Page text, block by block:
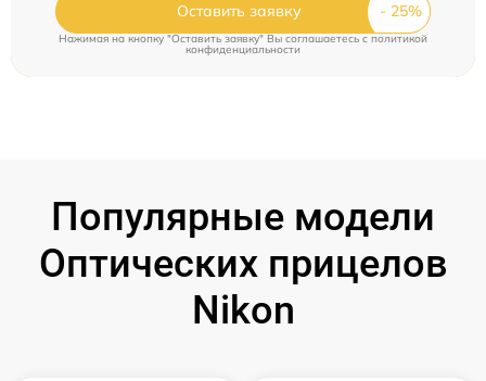
Оставить заявку
Нажимая на кнопку "Оставить заявку" Вы соглашаетесь c политикой
конфиденциальности
Популярные модели
Оптических прицелов
Nikon